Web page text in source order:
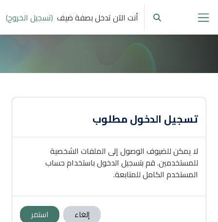
تخطى إلى المحتوى الرئيسي
واجهة جانبية تبديل إدخال البحث
أنت الآن تدخل بصفة ضيف (تسجيل الخروج)
تسجيل الدخول مطلوب
لا يمكن للضيوف الوصول إلى الملفات الشخصية
للمستخدمين. قم بتسجيل الدخول باستخدام حساب
المستخدم الكامل للمتابعة.
إلغاء استمر